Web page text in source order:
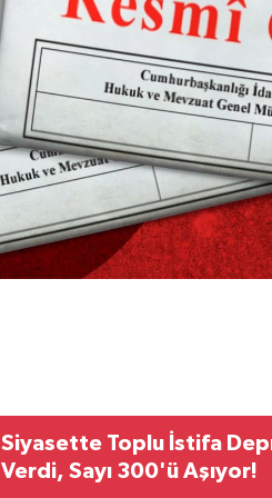
Siyasette Toplu İstifa
Verdi, Sayı 300'ü Aşıyor!